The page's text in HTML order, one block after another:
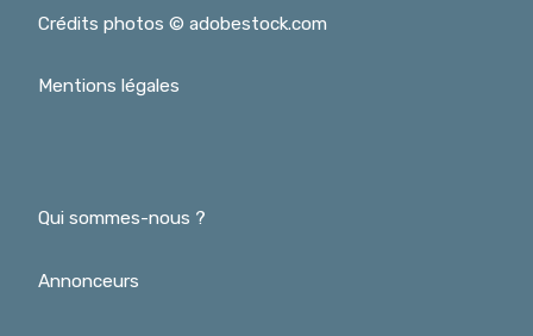
Crédits photos © adobestock.com
Mentions légales
Qui sommes-nous ?
Annonceurs